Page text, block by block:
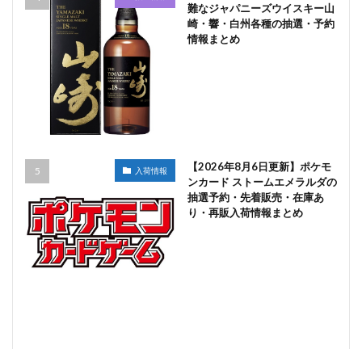
難なジャパニーズウイスキー山
崎・響・白州各種の抽選・予約
情報まとめ
入荷情報
【2026年8月6日更新】ポケモ
ンカード ストームエメラルダの
抽選予約・先着販売・在庫あ
り・再販入荷情報まとめ